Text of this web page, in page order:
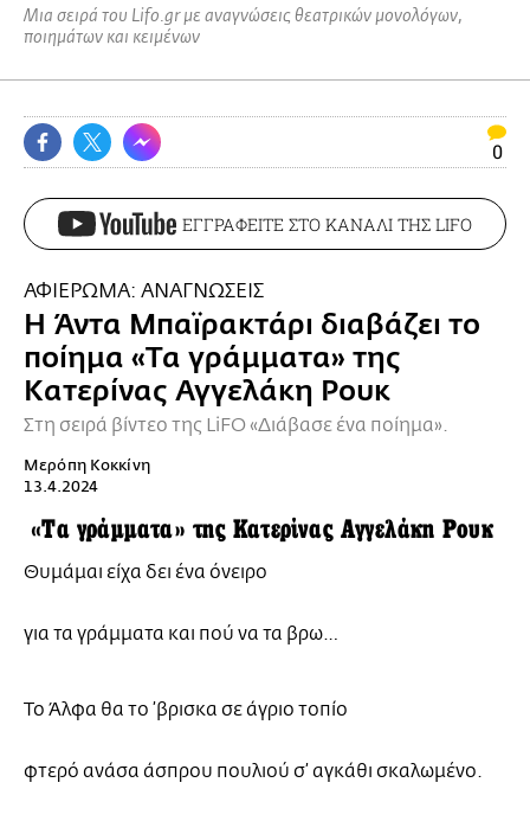
Μια σειρά του Lifo.gr με αναγνώσεις θεατρικών μονολόγων,
ποιημάτων και κειμένων
0
ΕΓΓΡΑΦΕΙΤΕ ΣΤΟ ΚΑΝΑΛΙ ΤΗΣ LIFO
ΑΦΙΕΡΩΜΑ: ΑΝΑΓΝΩΣΕΙΣ
Η Άντα Μπαϊρακτάρι διαβάζει το
ποίημα «Τα γράμματα» της
Κατερίνας Αγγελάκη Ρουκ
Στη σειρά βίντεο της LiFO «Διάβασε ένα ποίημα».
Μερόπη Κοκκίνη
13.4.2024
«Τα γράμματα» της Κατερίνας Αγγελάκη Ρουκ
Θυμάμαι είχα δει ένα όνειρο
για τα γράμματα και πού να τα βρω…
Το Άλφα θα το ’βρισκα σε άγριο τοπίο
φτερό ανάσα άσπρου πουλιού σ’ αγκάθι σκαλωμένο.